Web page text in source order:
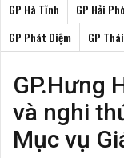
GP Hà Tĩnh
GP Hải
GP Phát Diệm
GP
GP.Hưng
và nghi
Mục vụ